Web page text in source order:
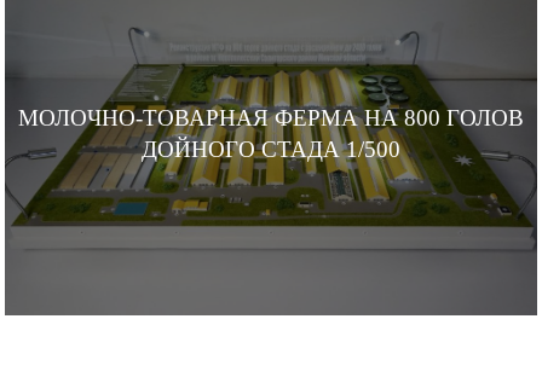
МОЛОЧНО-ТОВАРНАЯ ФЕРМА НА 800 ГОЛОВ
ДОЙНОГО СТАДА 1/500